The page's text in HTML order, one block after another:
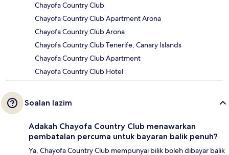
Chayofa Country Club
Chayofa Country Club Apartment Arona
Chayofa Country Club Arona
Chayofa Country Club Tenerife, Canary Islands
Chayofa Country Club Apartment
Chayofa Country Club Hotel
Soalan lazim
Adakah Chayofa Country Club menawarkan
pembatalan percuma untuk bayaran balik penuh?
Ya, Chayofa Country Club mempunyai bilik boleh dibayar balik